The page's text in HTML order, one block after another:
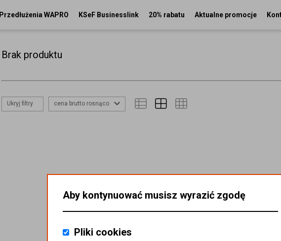
Przedłużenia WAPRO KSeF Businesslink 20% rabatu Aktualne promocje
Brak produktu
Ukryj filtry cena brutto rosnąco
Aby kontynuować musisz wyrazić zgodę
Pliki cookies